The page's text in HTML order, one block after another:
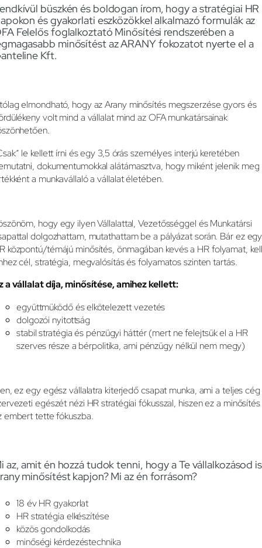
büszkén és boldogan írom, hogy a stratégiai HR
és gyakorlati eszközökkel alkalmazó formulák az
Felelős foglalkoztató Minősítési rendszerében a
minősítést az ARANY fokozatot nyerte el a
Kft.
elmondható, hogy az Arany minősítés megszerzése gyors és
volt mind a vállalat mind az OFA munkatársainak
le kellett írni és egy 3,5 órás személyes interjú keretében
dokumentumokkal alátámasztva, hogy miként jelenik meg
a munkavállaló a vállalat életében.
hogy egy ilyen Vállalattal, Vezetősséggel és Munkatársi
dolgozhattam, mutathattam be a pályázat során. Bár ez egy
központú/témájú minősítés, önmagában kevés a HR folyamat, kell
cél, stratégia, megvalósítás és folyamatos szinten tartás.
a vállalat díja, minősítése, amihez kellett:
együttmüködő és elkötelezett vezetés
dolgozói nyitottság
stabil stratégia és pénzügyi háttér (mert ne felejtsük el a HR
szerves része a bérpolitika, ami pénzügy nélkül nem megy)
ez egy egész vállalatra kiterjedő csapat munka, ami a teljes cég
egészét nézi HR stratégiai fókusszal, hiszen ez a minősítés
embert tette fókuszba.
az, amit én hozzá tudok tenni, hogy a Te vállalkozásod is
minősítést kapjon? Mi az én forrásom?
18 év HR gyakorlat
HR stratégia elkészítése
közös gondolkodás
minőségi kérdezéstechnika